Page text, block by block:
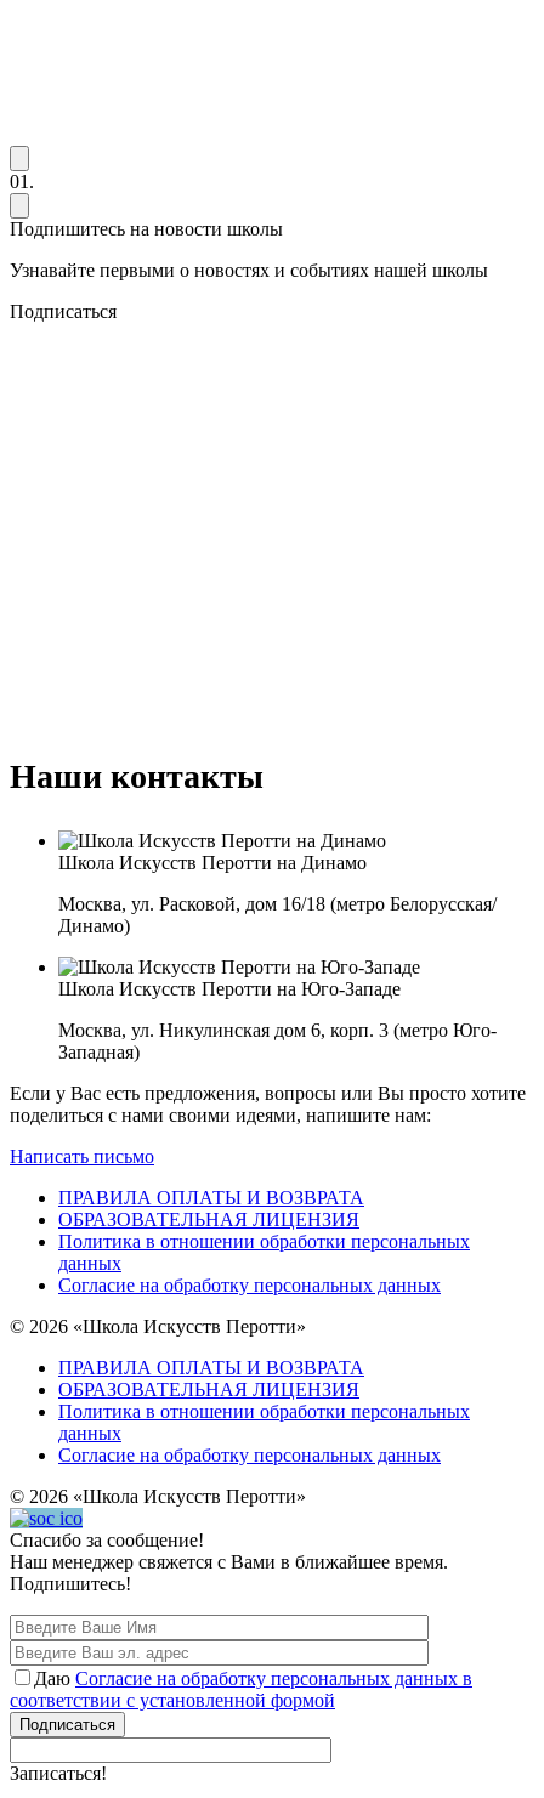
01.
Подпишитесь на новости школы
Узнавайте первыми о новостях и событиях нашей школы
Подписаться
Наши контакты
Школа Искусств Перотти на Динамо
Москва, ул. Расковой, дом 16/18 (метро Белорусская/
Динамо)
Школа Искусств Перотти на Юго-Западе
Москва, ул. Никулинская дом 6, корп. 3 (метро Юго-
Западная)
Если у Вас есть предложения, вопросы или Вы просто хотите
поделиться с нами своими идеями, напишите нам:
Написать письмо
ПРАВИЛА ОПЛАТЫ И ВОЗВРАТА
ОБРАЗОВАТЕЛЬНАЯ ЛИЦЕНЗИЯ
Политика в отношении обработки персональных
данных
Согласие на обработку персональных данных
© 2026 «Школа Искусств Перотти»
ПРАВИЛА ОПЛАТЫ И ВОЗВРАТА
ОБРАЗОВАТЕЛЬНАЯ ЛИЦЕНЗИЯ
Политика в отношении обработки персональных
данных
Согласие на обработку персональных данных
© 2026 «Школа Искусств Перотти»
Спасибо за сообщение!
Наш менеджер свяжется с Вами в ближайшее время.
Подпишитесь!
Даю Согласие на обработку персональных данных в
соответствии с установленной формой
Подписаться
Записаться!